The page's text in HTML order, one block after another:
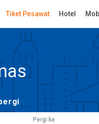
Tiket Pesawat Hotel
Pergi ke